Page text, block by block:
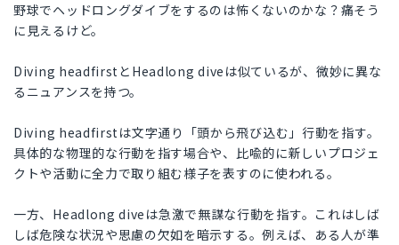
野球でヘッドロングダイブをするのは怖くないのかな？痛そう
に見えるけど。
Diving headfirstとHeadlong diveは似ているが、微妙に異な
るニュアンスを持つ。
Diving headfirstは文字通り「頭から飛び込む」行動を指す。
具体的な物理的な行動を指す場合や、比喩的に新しいプロジェ
クトや活動に全力で取り組む様子を表すのに使われる。
一方、Headlong diveは急激で無謀な行動を指す。これはしば
しば危険な状況や思慮の欠如を暗示する。例えば、ある人が準